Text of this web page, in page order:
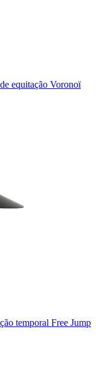
equitação Voronoï
temporal Free Jump